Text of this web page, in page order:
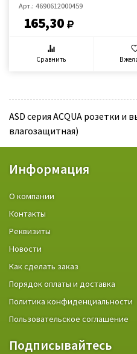
Арт.: 4690612000459
165,30
Сравнить В
ASD серия ACQUA розетки и
влагозащитная)
Информация
О компании
Контакты
Реквизиты
Новости
Как сделать заказ
Порядок оплаты и доставка
Политика конфиденциальности
Пользовательское соглашение
Подписывайтесь